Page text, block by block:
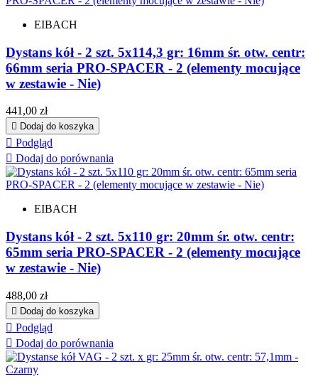
EIBACH
Dystans kół - 2 szt. 5x114,3 gr: 16mm śr. otw. centr:
66mm seria PRO-SPACER - 2 (elementy mocujące
w zestawie - Nie)
Cena
441,00 zł
 Dodaj do koszyka
 Podgląd
 Dodaj do porównania
EIBACH
Dystans kół - 2 szt. 5x110 gr: 20mm śr. otw. centr:
65mm seria PRO-SPACER - 2 (elementy mocujące
w zestawie - Nie)
Cena
488,00 zł
 Dodaj do koszyka
 Podgląd
 Dodaj do porównania